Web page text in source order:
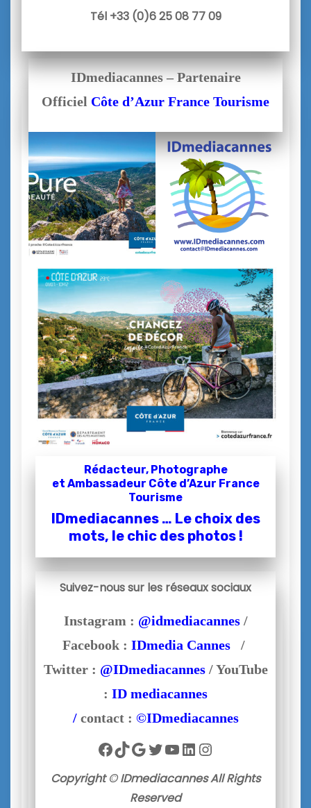
Tél +33 (0)6 25 08 77 09
IDmediacannes – Partenaire
Officiel Côte d’Azur France Tourisme
Rédacteur, Photographe
et Ambassadeur Côte d’Azur France
Tourisme
IDmediacannes … Le choix des
mots, le chic des photos !
Suivez-nous sur les réseaux sociaux
Instagram : @idmediacannes/
Facebook : IDmedia Cannes /
Twitter : @IDmediacannes/ YouTube
: ID mediacannes
/ contact : ©IDmediacannes
Facebook
TikTok
Google
Twitter
YouTube
LinkedIn
Instagram
Copyright © IDmediacannes All Rights
Reserved